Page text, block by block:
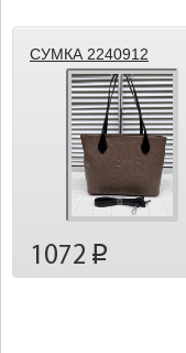
СУМКА 2240912
1072 p